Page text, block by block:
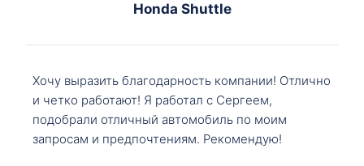
Honda Shuttle
Хочу выразить благодарность компании! Отлично
и четко работают! Я работал с Сергеем,
подобрали отличный автомобиль по моим
запросам и предпочтениям. Рекомендую!